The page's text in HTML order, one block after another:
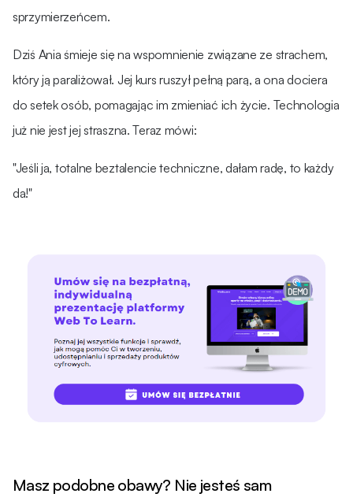
sprzymierzeńcem.
Dziś Ania śmieje się na wspomnienie związane ze strachem,
który ją paraliżował. Jej kurs ruszył pełną parą, a ona dociera
do setek osób, pomagając im zmieniać ich życie. Technologia
już nie jest jej straszna. Teraz mówi:
"Jeśli ja, totalne beztalencie techniczne, dałam radę, to każdy
da!"
Masz podobne obawy? Nie jesteś sam